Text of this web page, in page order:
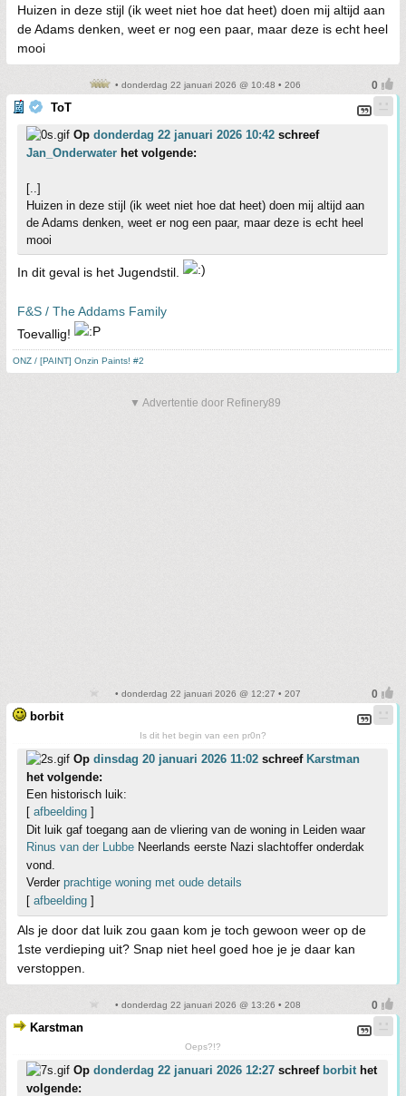
Huizen in deze stijl (ik weet niet hoe dat heet) doen mij altijd aan
de Adams denken, weet er nog een paar, maar deze is echt heel
mooi
• donderdag 22 januari 2026 @ 10:48 • 206
ToT
Op donderdag 22 januari 2026 10:42 schreef
Jan_Onderwater het volgende:
[..]
Huizen in deze stijl (ik weet niet hoe dat heet) doen mij altijd aan
de Adams denken, weet er nog een paar, maar deze is echt heel
mooi
In dit geval is het Jugendstil.
F&S / The Addams Family
Toevallig!
ONZ / [PAINT] Onzin Paints! #2
▼ Advertentie door Refinery89
• donderdag 22 januari 2026 @ 12:27 • 207
borbit
Is dit het begin van een pr0n?
Op dinsdag 20 januari 2026 11:02 schreef Karstman
het volgende:
Een historisch luik:
[ afbeelding ]
Dit luik gaf toegang aan de vliering van de woning in Leiden waar
Rinus van der Lubbe Neerlands eerste Nazi slachtoffer onderdak
vond.
Verder prachtige woning met oude details
[ afbeelding ]
Als je door dat luik zou gaan kom je toch gewoon weer op de
1ste verdieping uit? Snap niet heel goed hoe je je daar kan
verstoppen.
• donderdag 22 januari 2026 @ 13:26 • 208
Karstman
Oeps?!?
Op donderdag 22 januari 2026 12:27 schreef borbithet
volgende: